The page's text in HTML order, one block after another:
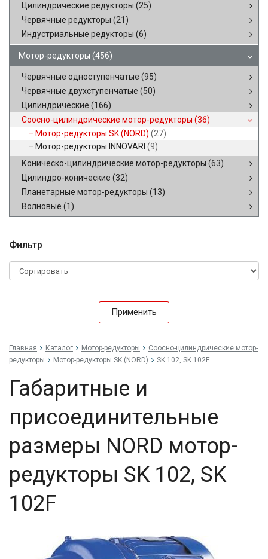
Цилиндрические редукторы (25)
Червячные редукторы (21)
Индустриальные редукторы (6)
Мотор-редукторы (456)
Червячные одноступенчатые (95)
Червячные двухступенчатые (50)
Цилиндрические (166)
Соосно-цилиндрические мотор-редукторы (36)
Мотор-редукторы SK (NORD) (27)
Мотор-редукторы INNOVARI (9)
Коническо-цилиндрические мотор-редукторы (63)
Цилиндро-конические (32)
Планетарные мотор-редукторы (13)
Волновые (1)
Фильтр
Применить
Главная Каталог Мотор-редукторы
Соосно-цилиндрические мотор-
редукторы
Мотор-редукторы SK (NORD) SK 102, SK 102F
Габаритные и
присоединительные
размеры NORD мотор-
редукторы SK 102, SK
102F